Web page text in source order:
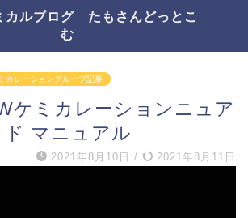
カルブログ たもさんどっとこ
む
カレーショングループ記事
ケミカレーションニュア
マニュアル
2021年8月10日 / 2021年8月11日